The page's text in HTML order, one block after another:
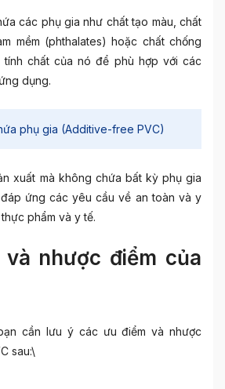
các phụ gia như chất tạo màu, chất
mềm (phthalates) hoặc chất chống
tính chất của nó để phù hợp với các
dụng.
phụ gia (Additive-free PVC)
xuất mà không chứa bất kỳ phụ gia
ứng các yêu cầu về an toàn và y
phẩm và y tế.
nhược điểm của
cần lưu ý các ưu điểm và nhược
sau:\